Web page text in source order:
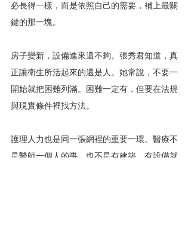
必長得一樣，而是依照自己的需要，補上最關
鍵的那一塊。
房子變新，設備進來還不夠。張秀君知道，真
正讓衛生所活起來的還是人。她常說，不要一
開始就把困難列滿。困難一定有，但要在法規
與現實條件裡找方法。
護理人力也是同一張網裡的重要一環。醫療不
是醫師一個人的事，也不是有建築、有設備就